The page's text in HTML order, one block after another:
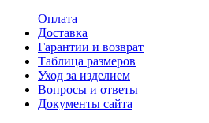
Оплата
Доставка
Гарантии и возврат
Таблица размеров
Уход за изделием
Вопросы и ответы
Документы сайта